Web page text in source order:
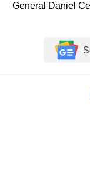
General Daniel